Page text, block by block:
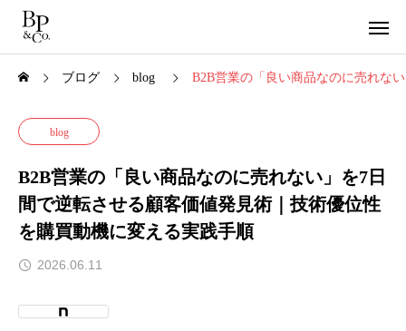
ブログ blog B2B営業の「良い商品なのに売れな
blog
B2B営業の「良い商品なのに売れない」を7日
間で逆転させる顧客価値発見術｜技術優位性
を購買動機に変える実践手順
2026.06.11